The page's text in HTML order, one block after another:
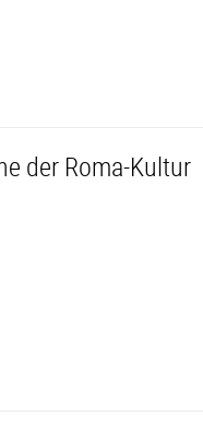
der Roma-Kultur